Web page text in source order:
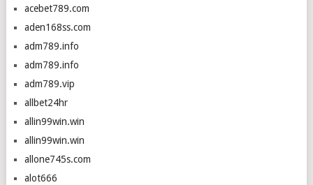
acebet789.com
aden168ss.com
adm789.info
adm789.info
adm789.vip
allbet24hr
allin99win.win
allin99win.win
allone745s.com
alot666